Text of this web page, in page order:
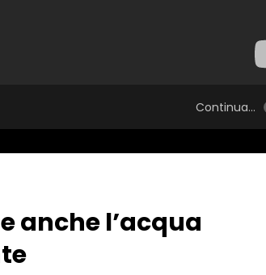
Continua...
anche l’acqua